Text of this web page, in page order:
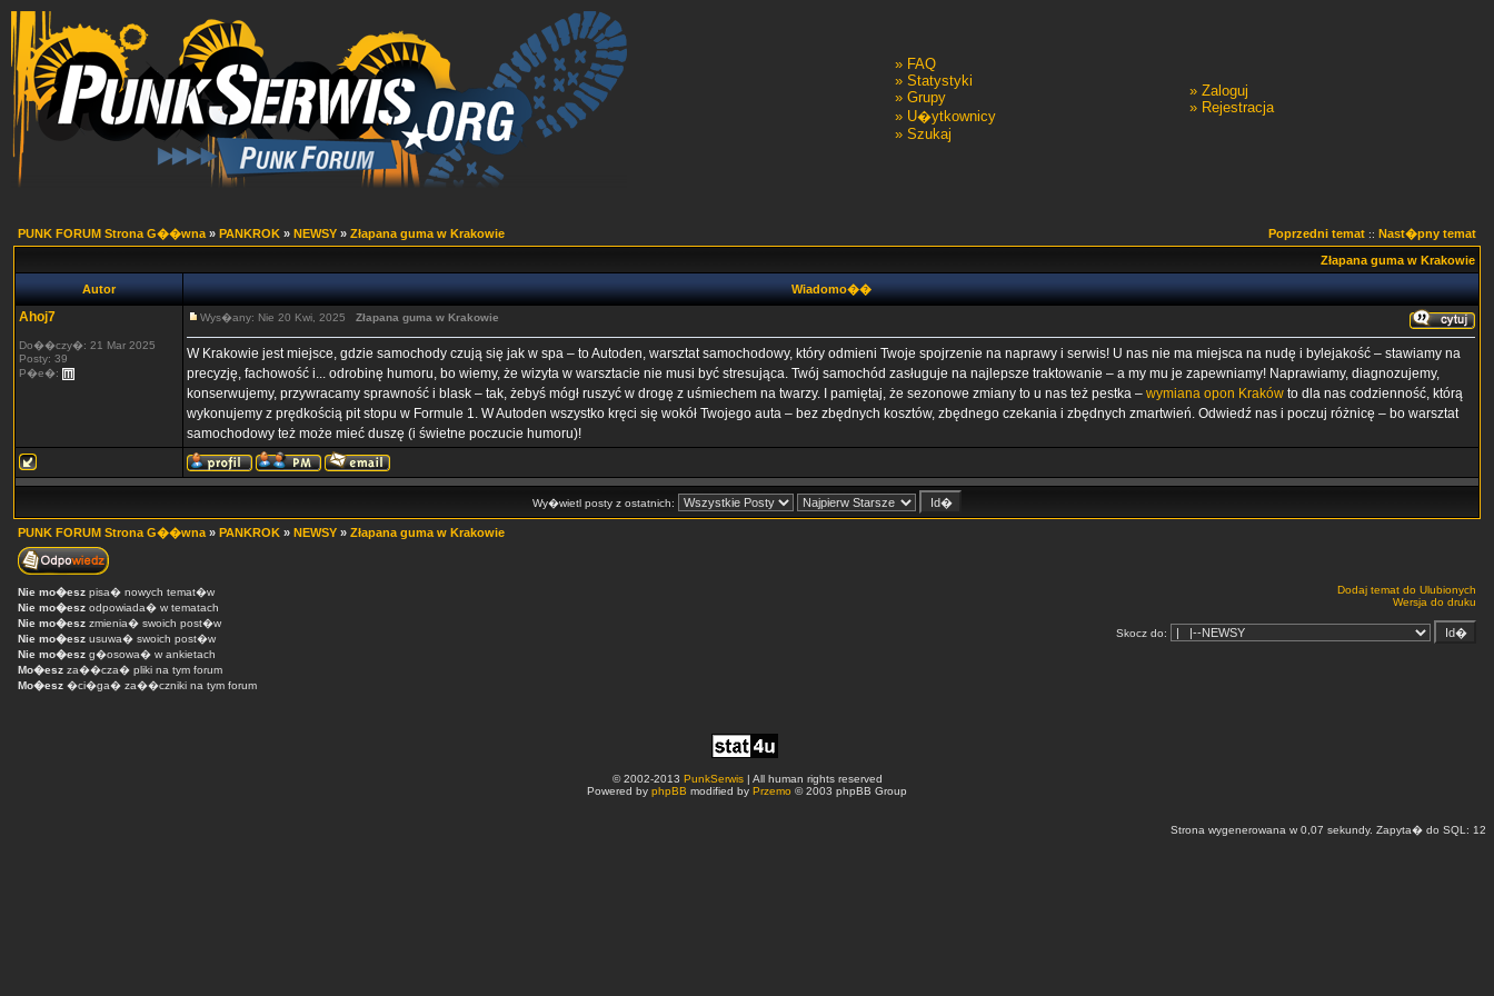
» FAQ
» Statystyki
» Grupy
» U�ytkownicy
» Szukaj
» Zaloguj
» Rejestracja
PUNK FORUM Strona G��wna » PANKROK » NEWSY » Złapana guma w Krakowie Poprzedni temat :: Nast�pny temat
Złapana guma w Krakowie
Autor Wiadomo��
Ahoj7
Do��czy�: 21 Mar 2025
Posty: 39
P�e�:
Wys�any: Nie 20 Kwi, 2025 Złapana guma w Krakowie
W Krakowie jest miejsce, gdzie samochody czują się jak w spa – to Autoden, warsztat samochodowy, który odmieni Twoje spojrzenie na naprawy i serwis! U nas nie ma miejsca na nudę i bylejakość – stawiamy na
precyzję, fachowość i... odrobinę humoru, bo wiemy, że wizyta w warsztacie nie musi być stresująca. Twój samochód zasługuje na najlepsze traktowanie – a my mu je zapewniamy! Naprawiamy, diagnozujemy,
konserwujemy, przywracamy sprawność i blask – tak, żebyś mógł ruszyć w drogę z uśmiechem na twarzy. I pamiętaj, że sezonowe zmiany to u nas też pestka – wymiana opon Kraków to dla nas codzienność, którą
wykonujemy z prędkością pit stopu w Formule 1. W Autoden wszystko kręci się wokół Twojego auta – bez zbędnych kosztów, zbędnego czekania i zbędnych zmartwień. Odwiedź nas i poczuj różnicę – bo warsztat
samochodowy też może mieć duszę (i świetne poczucie humoru)!
Wy�wietl posty z ostatnich:
PUNK FORUM Strona G��wna » PANKROK » NEWSY » Złapana guma w Krakowie
Nie mo�esz pisa� nowych temat�w
Nie mo�esz odpowiada� w tematach
Nie mo�esz zmienia� swoich post�w
Nie mo�esz usuwa� swoich post�w
Nie mo�esz g�osowa� w ankietach
Mo�esz za��cza� pliki na tym forum
Mo�esz �ci�ga� za��czniki na tym forum
Dodaj temat do Ulubionych
Wersja do druku
Skocz do:
© 2002-2013 PunkSerwis| All human rights reserved
Powered by phpBB modified by Przemo © 2003 phpBB Group
Strona wygenerowana w 0,07 sekundy. Zapyta� do SQL: 12